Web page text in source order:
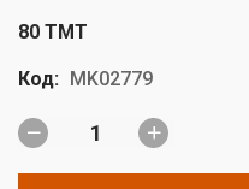
80 TMT
Код: MK02779